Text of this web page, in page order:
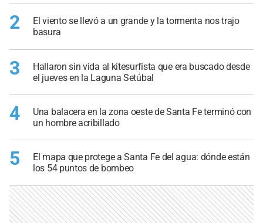
2
El viento se llevó a un grande y la tormenta nos trajo
basura
3
Hallaron sin vida al kitesurfista que era buscado desde
el jueves en la Laguna Setúbal
4
Una balacera en la zona oeste de Santa Fe terminó con
un hombre acribillado
5
El mapa que protege a Santa Fe del agua: dónde están
los 54 puntos de bombeo